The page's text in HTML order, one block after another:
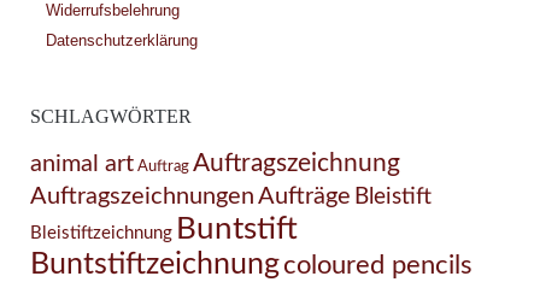
Widerrufsbelehrung
Datenschutzerklärung
SCHLAGWÖRTER
animal art Auftrag Auftragszeichnung
Auftragszeichnungen Aufträge Bleistift
Bleistiftzeichnung Buntstift
Buntstiftzeichnungcoloured pencils